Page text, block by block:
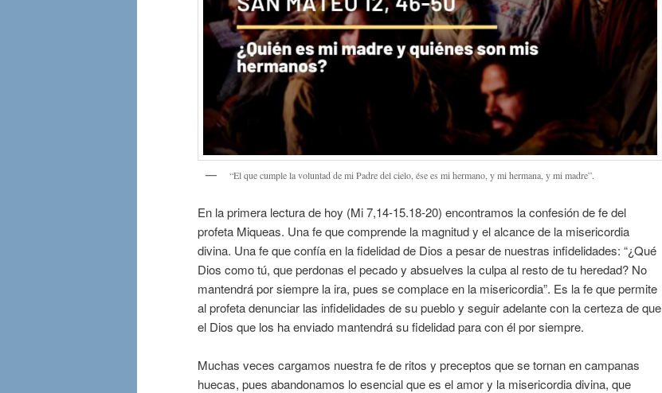
“El que cumple la voluntad de mi Padre del cielo, ése es mi hermano, y mi hermana, y mi madre”.
En la primera lectura de hoy (Mi 7,14-15.18-20) encontramos la confesión de fe del
profeta Miqueas. Una fe que comprende la magnitud y el alcance de la misericordia
divina. Una fe que confía en la fidelidad de Dios a pesar de nuestras infidelidades: “¿Qué
Dios como tú, que perdonas el pecado y absuelves la culpa al resto de tu heredad? No
mantendrá por siempre la ira, pues se complace en la misericordia”. Es la fe que permite
al profeta denunciar las infidelidades de su pueblo y seguir adelante con la certeza de que
el Dios que los ha enviado mantendrá su fidelidad para con él por siempre.
Muchas veces cargamos nuestra fe de ritos y preceptos que se tornan en campanas
huecas, pues abandonamos lo esencial que es el amor y la misericordia divina, que